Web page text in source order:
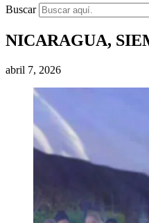
Buscar
NICARAGUA,
abril 7, 2026